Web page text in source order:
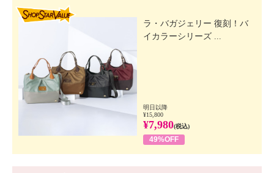
ラ・バガジェリー 復刻！バ
イカラーシリーズ ...
明日以降
¥15,800
¥7,980(税込)
49%OFF